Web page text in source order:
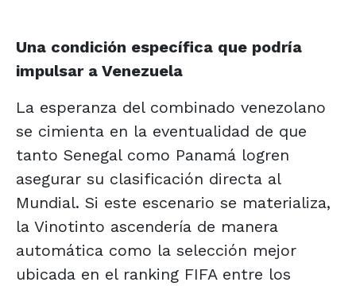
Una condición específica que podría
impulsar a Venezuela
La esperanza del combinado venezolano
se cimienta en la eventualidad de que
tanto Senegal como Panamá logren
asegurar su clasificación directa al
Mundial. Si este escenario se materializa,
la Vinotinto ascendería de manera
automática como la selección mejor
ubicada en el ranking FIFA entre los